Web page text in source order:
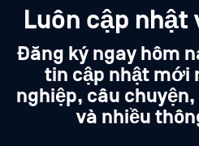
Luôn cập nhật
Đăng ký ngay hôm
tin cập nhật mới
nghiệp, câu
và nhiều